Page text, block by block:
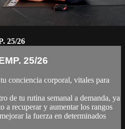
25/26
25/26
conciencia corporal, vitales para
de tu rutina semanal a demanda, ya
a recuperar y aumentar los rangos
la fuerza en determinados